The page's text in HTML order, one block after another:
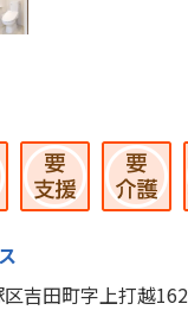
吉田町字上打越